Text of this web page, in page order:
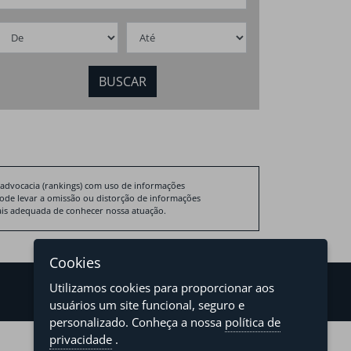
(rankings) com uso de informações
levar a omissão ou distorção de informações
adequada de conhecer nossa atuação.
Cookies
Utilizamos cookies para proporcionar aos
usuários um site funcional, seguro e
personalizado. Conheça a nossa política de
privacidade .